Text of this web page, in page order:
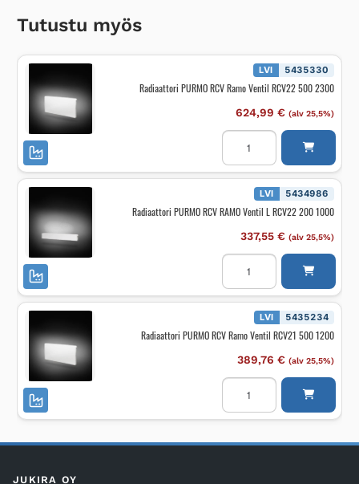
Tutustu myös
LVI 5435330
Radiaattori PURMO RCV Ramo Ventil RCV22 500 2300
624,99 € (alv 25,5%)
Radiaattori
PURMO
Ramo
Ventil
RCV22
2300
LVI 5434986
Radiaattori PURMO RCV RAMO Ventil L RCV22 200 1000
337,55 € (alv 25,5%)
Radiaattori
PURMO
RAMO
Ventil
RCV22
200
määrä
LVI 5435234
Radiaattori PURMO RCV Ramo Ventil RCV21 500 1200
389,76 € (alv 25,5%)
Radiaattori
PURMO
Ramo
500
JUKIRA OY